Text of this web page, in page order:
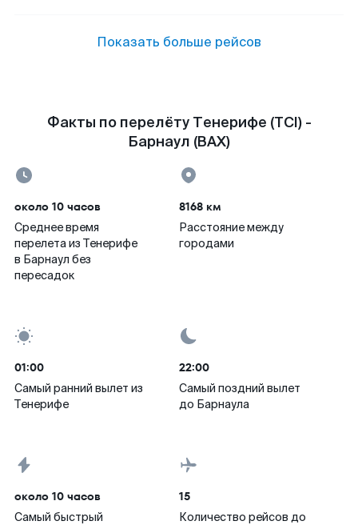
Показать больше рейсов
Факты по перелёту Тенерифе (TCI) -
Барнаул (BAX)
около 10 часов
Среднее время
перелета из Тенерифе
в Барнаул без
пересадок
8168 км
Расстояние между
городами
01:00
Самый ранний вылет из
Тенерифе
22:00
Самый поздний вылет
до Барнаула
около 10 часов
Самый быстрый
15
Количество рейсов до